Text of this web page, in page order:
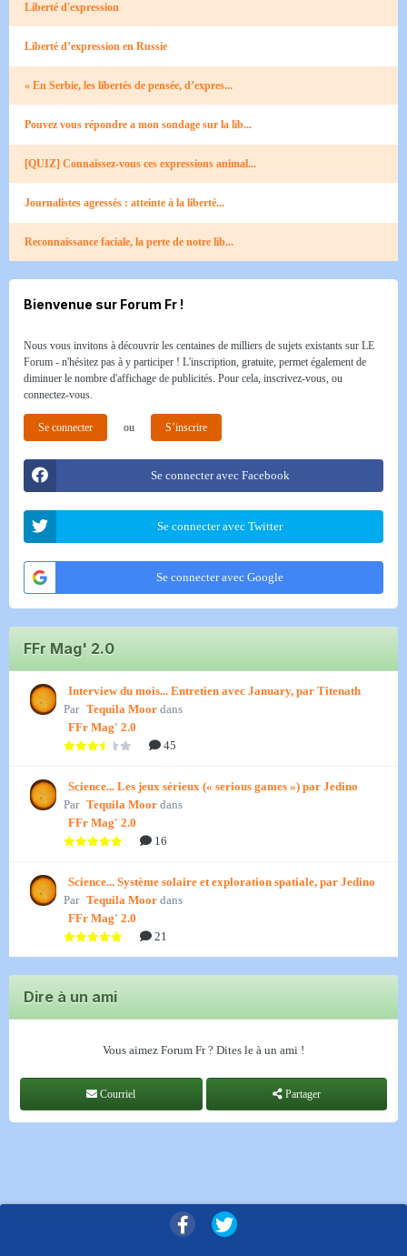
Liberté d'expression
Liberté d’expression en Russie
« En Serbie, les libertés de pensée, d’expres...
Pouvez vous répondre a mon sondage sur la lib...
[QUIZ] Connaissez-vous ces expressions animal...
Journalistes agressés : atteinte à la liberté...
Reconnaissance faciale, la perte de notre lib...
Bienvenue sur Forum Fr !
Nous vous invitons à découvrir les centaines de milliers de sujets existants sur LE
Forum - n'hésitez pas à y participer ! L'inscription, gratuite, permet également de
diminuer le nombre d'affichage de publicités. Pour cela, inscrivez-vous, ou
connectez-vous.
Se connecter ou S’inscrire
Se connecter avec Facebook
Se connecter avec Twitter
Se connecter avec Google
FFr Mag' 2.0
Interview du mois... Entretien avec January, par Titenath
Par Tequila Moor dans
FFr Mag' 2.0
45
Science... Les jeux sérieux (« serious games ») par Jedino
Par Tequila Moor dans
FFr Mag' 2.0
16
Science... Système solaire et exploration spatiale, par Jedino
Par Tequila Moor dans
FFr Mag' 2.0
21
Dire à un ami
Vous aimez Forum Fr ? Dites le à un ami !
Courriel Partager